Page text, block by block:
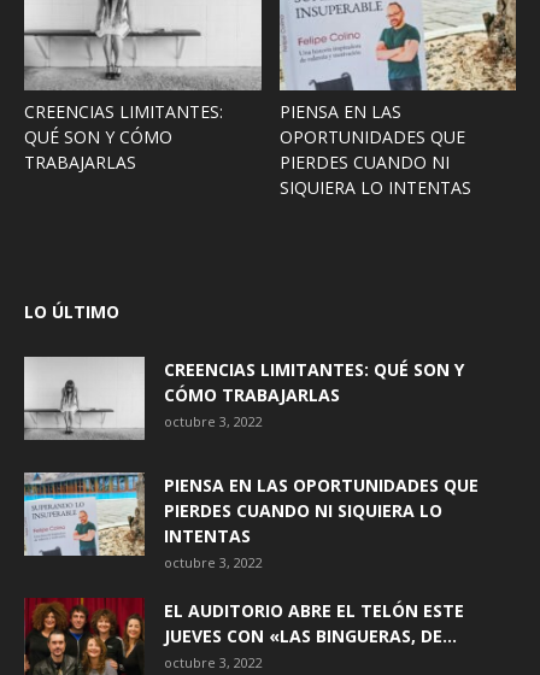
CREENCIAS LIMITANTES:
QUÉ SON Y CÓMO
TRABAJARLAS
PIENSA EN LAS
OPORTUNIDADES QUE
PIERDES CUANDO NI
SIQUIERA LO INTENTAS
LO ÚLTIMO
CREENCIAS LIMITANTES: QUÉ SON Y
CÓMO TRABAJARLAS
octubre 3, 2022
PIENSA EN LAS OPORTUNIDADES QUE
PIERDES CUANDO NI SIQUIERA LO
INTENTAS
octubre 3, 2022
EL AUDITORIO ABRE EL TELÓN ESTE
JUEVES CON «LAS BINGUERAS, DE...
octubre 3, 2022